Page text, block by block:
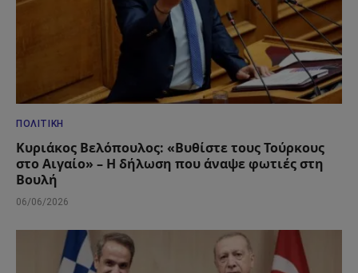
ΠΟΛΙΤΙΚΉ
Κυριάκος Βελόπουλος: «Βυθίστε τους Τούρκους
στο Αιγαίο» – Η δήλωση που άναψε φωτιές στη
Βουλή
06/06/2026